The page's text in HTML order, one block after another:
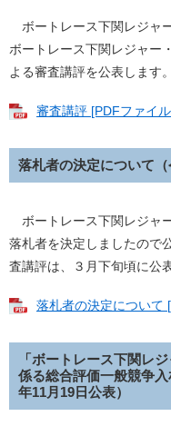
ボートレース下関レジャ
ボートレース下関レジャー
よる審査講評を公表します。
審査講評 [PDFファイ
落札者の決定について（
ボートレース下関レジャ
落札者を決定しましたので
査講評は、３月下旬頃に公
落札者の決定について
「ボートレース下関レ
係る総合評価一般競争
年11月19日公表）